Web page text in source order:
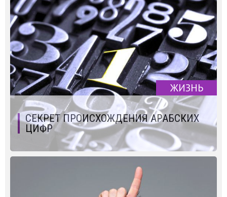
ЖИЗНЬ
СЕКРЕТ ПРОИСХОЖДЕНИЯ АРАБСКИХ
ЦИФР